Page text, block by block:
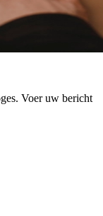
Voer uw bericht